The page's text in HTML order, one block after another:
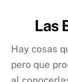
Las
Hay cosas
pero que
al